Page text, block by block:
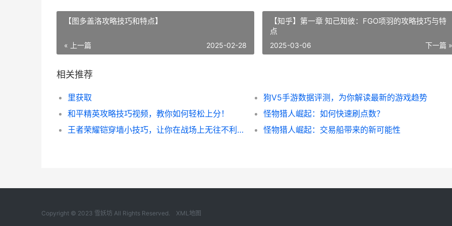
【图多盖洛攻略技巧和特点】
« 上一篇 2025-02-28
【知乎】第一章 知己知彼：FGO项羽的攻略技巧与特
点
下一篇 »
2025-03-06
相关推荐
里获取
狗V5手游数据评测，为你解读最新的游戏趋势
和平精英攻略技巧视频，教你如何轻松上分！
怪物猎人崛起：如何快速刷点数？
王者荣耀铠穿墙小技巧，让你在战场上无往不利！
怪物猎人崛起：交易船带来的新可能性
Copyright © 2023 雪妖坊 All Rights Reserved. XML地图